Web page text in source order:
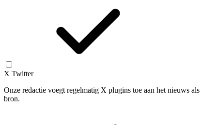
X Twitter
Onze redactie voegt regelmatig X plugins toe aan het nieuws als
bron.